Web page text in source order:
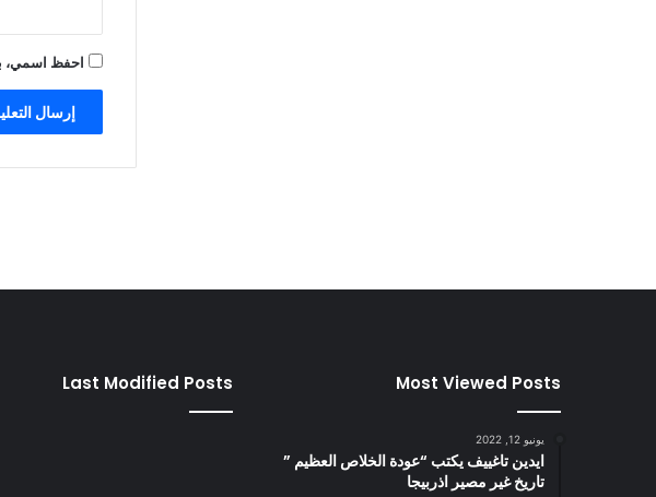
احفظ اسمي،
Most Viewed Posts
يونيو 12, 2022
ايدين تاغييف يكتب “عودة الخلاص العظيم ”
تاريخ غير مصير اذربيجا
Last Modified Posts